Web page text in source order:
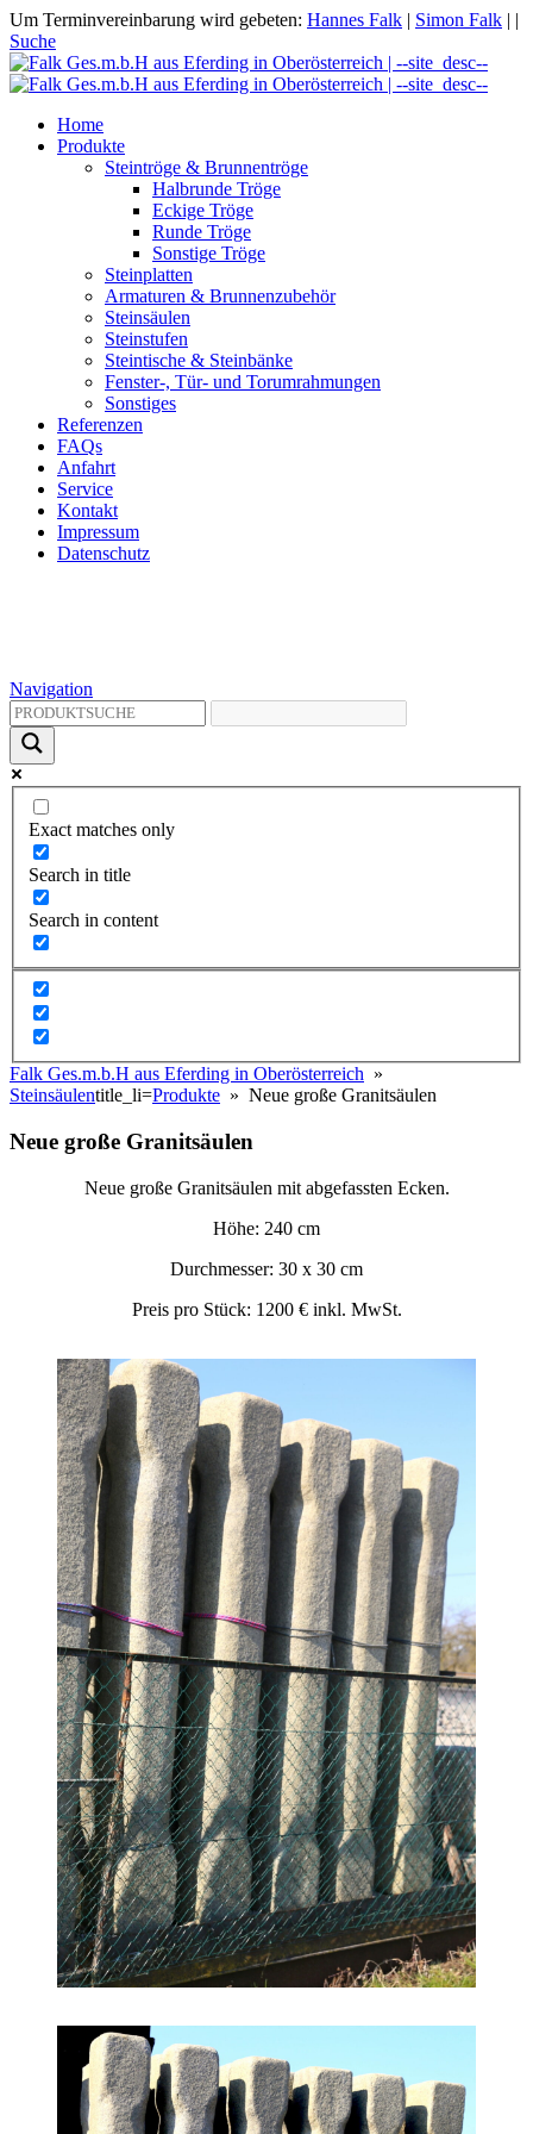
Um Terminvereinbarung wird gebeten: Hannes Falk | Simon Falk | |
Suche
Home
Produkte
Steintröge & Brunnentröge
Halbrunde Tröge
Eckige Tröge
Runde Tröge
Sonstige Tröge
Steinplatten
Armaturen & Brunnenzubehör
Steinsäulen
Steinstufen
Steintische & Steinbänke
Fenster-, Tür- und Torumrahmungen
Sonstiges
Referenzen
FAQs
Anfahrt
Service
Kontakt
Impressum
Datenschutz
Navigation
Exact matches only
Search in title
Search in content
Falk Ges.m.b.H aus Eferding in Oberösterreich »
Steinsäulentitle_li=Produkte » Neue große Granitsäulen
Neue große Granitsäulen
Neue große Granitsäulen mit abgefassten Ecken.
Höhe: 240 cm
Durchmesser: 30 x 30 cm
Preis pro Stück: 1200 € inkl. MwSt.